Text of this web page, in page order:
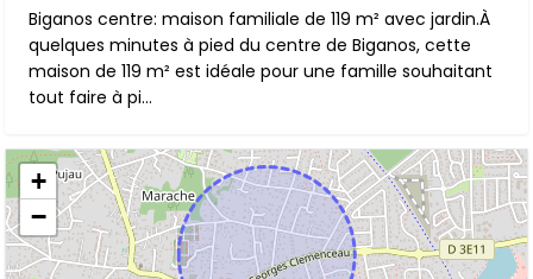
Biganos centre: maison familiale de 119 m² avec jardin.À
quelques minutes à pied du centre de Biganos, cette
maison de 119 m² est idéale pour une famille souhaitant
tout faire à pi...
+
−